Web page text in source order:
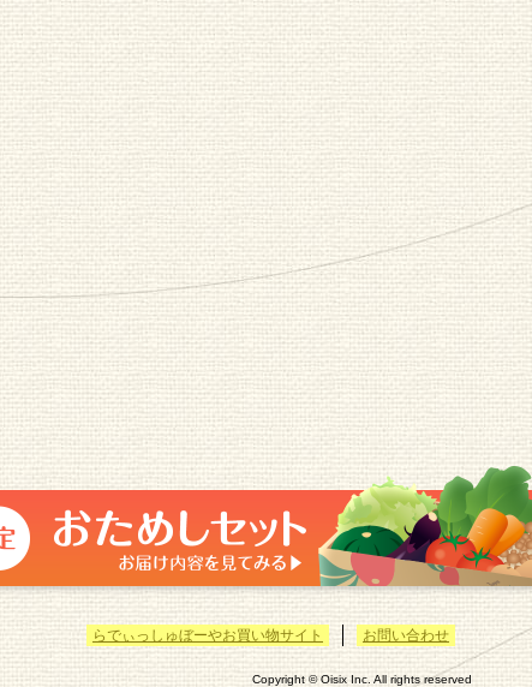
らでぃっしゅぼーやお買い物サイト お問い合わせ
Copyright © Oisix Inc. All rights reserved